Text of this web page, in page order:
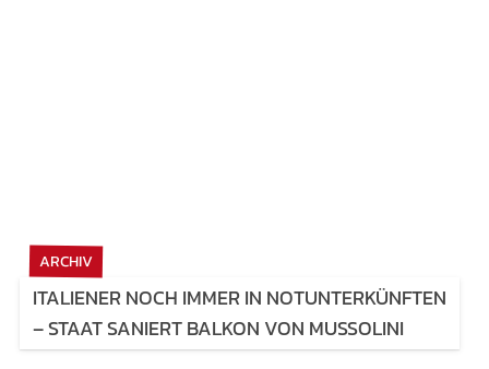
ARCHIV
ITALIENER NOCH IMMER IN NOTUNTERKÜNFTEN
– STAAT SANIERT BALKON VON MUSSOLINI